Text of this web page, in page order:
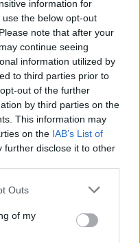
information for
the below opt-out
note that after your
continue seeing
information utilized by
to third parties prior to
out of the further
by third parties on the
This information may
on the IAB’s List of
further disclose it to other
Outs
of my
ptujinfo.com• pomurec.com
•gorenjskainfo.com•
cajtng